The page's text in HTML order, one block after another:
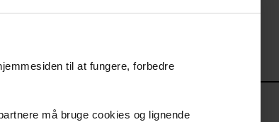
til at fungere, forbedre
må bruge cookies og lignende